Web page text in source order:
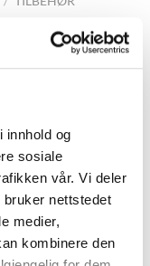
innhold og
sosiale
vår. Vi deler
nettstedet
medier,
kombinere den